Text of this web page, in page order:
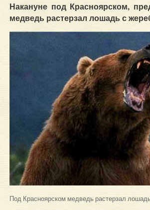
Накануне под Красноярском,
медведь растерзал лошадь с
Под Красноярском медведь растерзал лошадь